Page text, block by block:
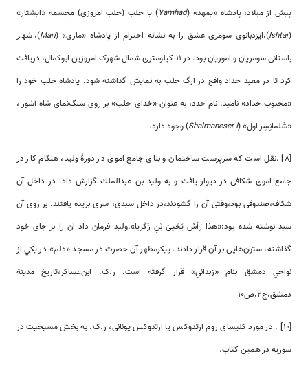
پیش از میلاد، پادشاه «یمهد» (Yamhad) یا حلب (حلب امروزی) مجسمه «ایشتار»
(
Ishtar)،ایزدبانوی سومری عشق را به نشانه احترام از پادشاه «ماری» (Mari)، شهر
باستانی سومریان و اموریان بود. در ۱۱ کیلومتری شمال شهرک امروزین ابوکمال، دریافت
کرد تا در معبد حداد واقع در ارگ حلب به نمایش گذاشته شود. پادشاه حلب خود را
«محبوب حداد» نامید. نام حدد، به عنوان «خدای حلب» بر روی سنگ‌نمای شاه آشور ،
«شَلمانِسِر اول» (Shalmaneser I) وجود دارد.
[8] .نقل ‌‌‌‌است که سرپرست ساختمان و بناى جامع اموى در دورۀ وليد، هنگام كار در
جامع اموى شكافى در ديوار يافت و به وليد بن عبدالملك گزارش داد. در داخل آن
شكاف،صندوقى بود،وقتى آن را گشودند،در داخل سبدى، سرى بريده يافتند. بر روى آن
سبد نوشته شده بود:«هذا رَأسُ يَحْيىَ بْنِ زَكَريا».وليد فرمان داد آن را بر جاى خود
گذاشته، ستون‌‌‌هايى بر آن قرار دادند. ‏پيكرمطهر آن حضرت در مسجد «دلم»‏ در يكي از
نواحي دمشق بنام «زبداني» قرار گرفته ‌‌‌‌است. ر.ک. ابن‌عساكر،تاريخ مدينة
دمشق،ج٢،ص١٠
[10] . در مورد کلیسای روم ارتدوکس یا ارتدوکس یونانی، ر.ک. به بخش مسیحیت در
سوریه در همین کتاب.